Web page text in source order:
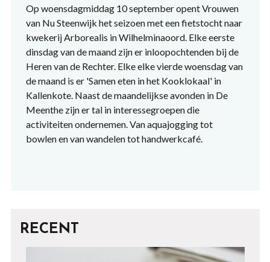
Op woensdagmiddag 10 september opent Vrouwen
van Nu Steenwijk het seizoen met een fietstocht naar
kwekerij Arborealis in Wilhelminaoord. Elke eerste
dinsdag van de maand zijn er inloopochtenden bij de
Heren van de Rechter. Elke elke vierde woensdag van
de maand is er 'Samen eten in het Kooklokaal' in
Kallenkote. Naast de maandelijkse avonden in De
Meenthe zijn er tal in interessegroepen die
activiteiten ondernemen. Van aquajogging tot
bowlen en van wandelen tot handwerkcafé.
RECENT